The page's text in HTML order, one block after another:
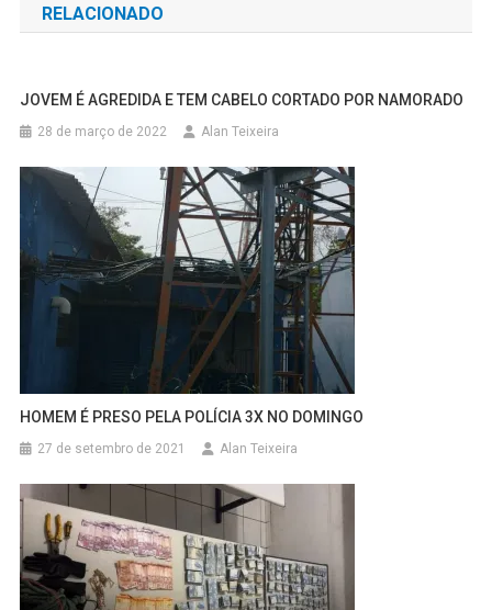
Post
RELACIONADO
JOVEM É AGREDIDA E TEM CABELO CORTADO POR NAMORADO
28 de março de 2022 Alan Teixeira
HOMEM É PRESO PELA POLÍCIA 3X NO DOMINGO
27 de setembro de 2021 Alan Teixeira